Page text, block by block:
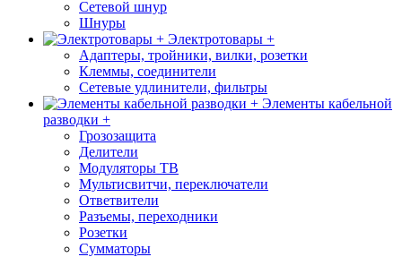
Сетевой шнур
Шнуры
Электротовары +
Адаптеры, тройники, вилки, розетки
Клеммы, соединители
Сетевые удлинители, фильтры
Элементы кабельной
разводки +
Грозозащита
Делители
Модуляторы ТВ
Мультисвитчи, переключатели
Ответвители
Разъемы, переходники
Розетки
Сумматоры